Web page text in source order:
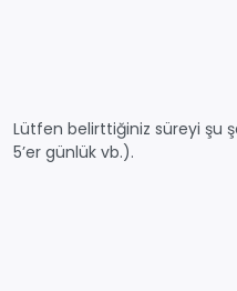
Lütfen belirttiğiniz süreyi şu
5’er günlük vb.).